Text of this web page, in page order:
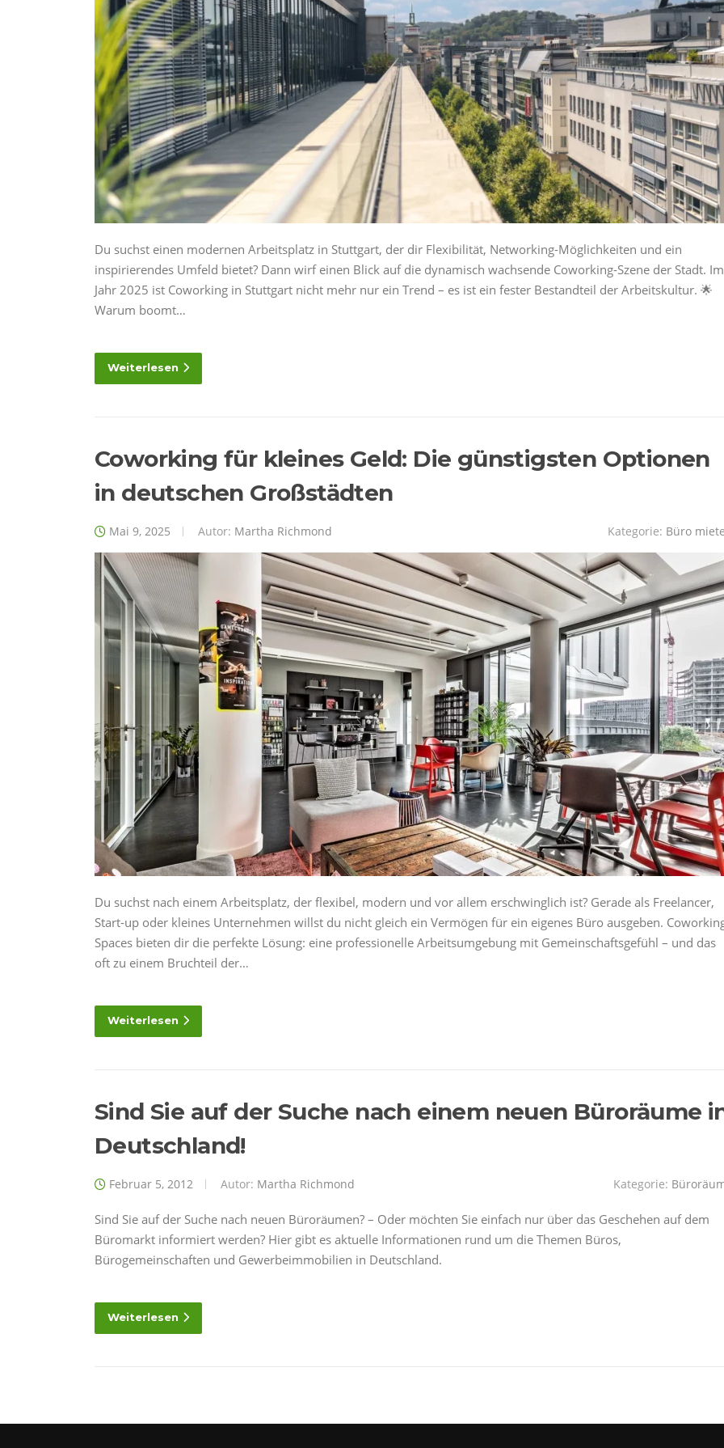
Du suchst einen modernen Arbeitsplatz in Stuttgart, der dir Flexibilität, Networking-Möglichkeiten und ein
inspirierendes Umfeld bietet? Dann wirf einen Blick auf die dynamisch wachsende Coworking-Szene der Stadt. Im
Jahr 2025 ist Coworking in Stuttgart nicht mehr nur ein Trend – es ist ein fester Bestandteil der Arbeitskultur. 🌟
Warum boomt…
Weiterlesen
Coworking für kleines Geld: Die günstigsten Optionen
in deutschen Großstädten
Mai 9, 2025 Autor: Martha Richmond Kategorie: Büro
Du suchst nach einem Arbeitsplatz, der flexibel, modern und vor allem erschwinglich ist? Gerade als Freelancer,
Start-up oder kleines Unternehmen willst du nicht gleich ein Vermögen für ein eigenes Büro ausgeben.
Spaces bieten dir die perfekte Lösung: eine professionelle Arbeitsumgebung mit Gemeinschaftsgefühl – und das
oft zu einem Bruchteil der…
Weiterlesen
Sind Sie auf der Suche nach einem neuen Büroräume
Deutschland!
Februar 5, 2012 Autor: Martha Richmond Kategorie:
Sind Sie auf der Suche nach neuen Büroräumen? – Oder möchten Sie einfach nur über das Geschehen auf dem
Büromarkt informiert werden? Hier gibt es aktuelle Informationen rund um die Themen Büros,
Bürogemeinschaften und Gewerbeimmobilien in Deutschland.
Weiterlesen